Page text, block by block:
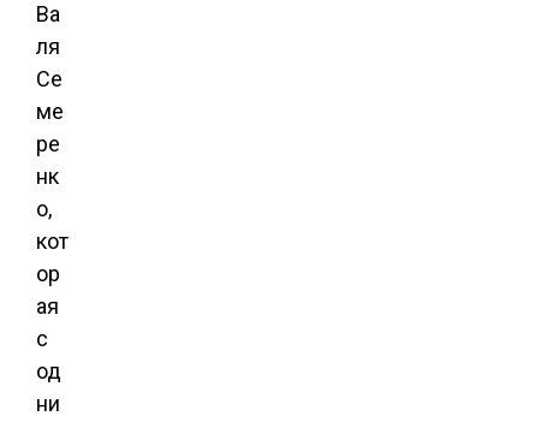
Ва
ля
Се
ме
ре
нк
о,
кот
ор
ая
с
од
ни